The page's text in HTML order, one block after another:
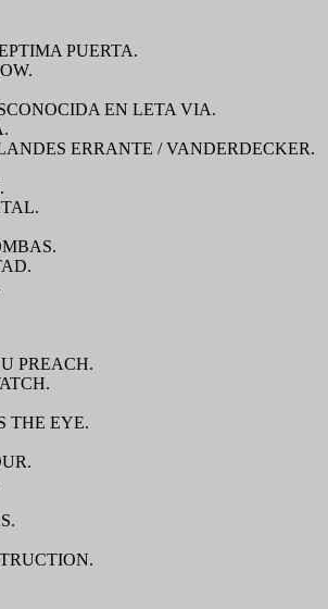
PUERTA.
EN LETA VIA.
ERRANTE / VANDERDECKER.
PREACH.
THE EYE.